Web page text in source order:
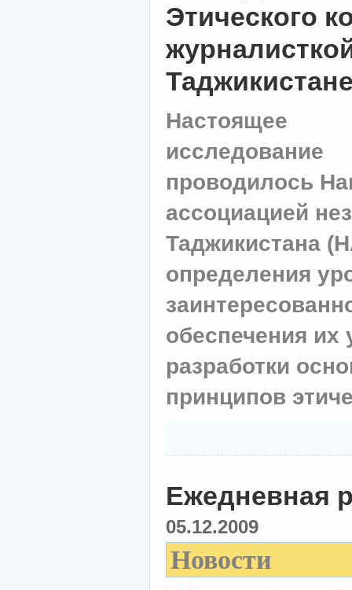
Этического
Настоящее
исследование
проводилось
ассоциацией
Таджикистана
определения
обеспечения их
разработки
принципов
Ежедневная
05.12.2009
Новости